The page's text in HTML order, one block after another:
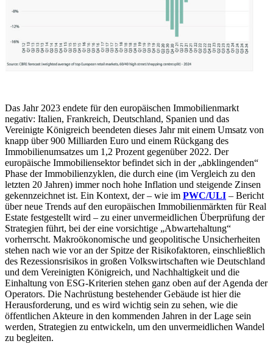
Das Jahr 2023 endete für den europäischen Immobilienmarkt
negativ: Italien, Frankreich, Deutschland, Spanien und das
Vereinigte Königreich beendeten dieses Jahr mit einem Umsatz von
knapp über 900 Milliarden Euro und einem Rückgang des
Immobilienumsatzes um 1,2 Prozent gegenüber 2022. Der
europäische Immobiliensektor befindet sich in der „abklingenden“
Phase der Immobilienzyklen, die durch eine (im Vergleich zu den
letzten 20 Jahren) immer noch hohe Inflation und steigende Zinsen
gekennzeichnet ist. Ein Kontext, der – wie im PWC/ULI – Bericht
über neue Trends auf den europäischen Immobilienmärkten für Real
Estate festgestellt wird – zu einer unvermeidlichen Überprüfung der
Strategien führt, bei der eine vorsichtige „Abwartehaltung“
vorherrscht. Makroökonomische und geopolitische Unsicherheiten
stehen nach wie vor an der Spitze der Risikofaktoren, einschließlich
des Rezessionsrisikos in großen Volkswirtschaften wie Deutschland
und dem Vereinigten Königreich, und Nachhaltigkeit und die
Einhaltung von ESG-Kriterien stehen ganz oben auf der Agenda der
Operators. Die Nachrüstung bestehender Gebäude ist hier die
Herausforderung, und es wird wichtig sein zu sehen, wie die
öffentlichen Akteure in den kommenden Jahren in der Lage sein
werden, Strategien zu entwickeln, um den unvermeidlichen Wandel
zu begleiten.